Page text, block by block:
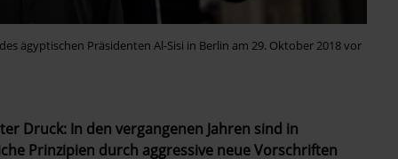
ägyptischen Präsidenten Al-Sisi in Berlin am 29. Oktober 2018 vor
Druck: In den vergangenen Jahren sind in
Prinzipien durch aggressive neue Vorschriften